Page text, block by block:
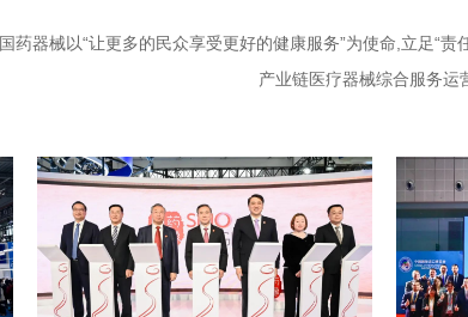
国药器械以“让更多的民众享受更好的健康服务”为使命,立足“
产业链医疗器械综合服务运